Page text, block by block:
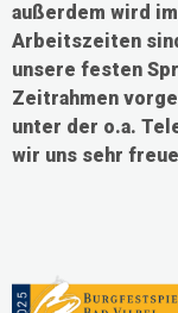
außerdem wird
Arbeitszeiten
unsere festen
Zeitrahmen
unter der o.a.
wir uns sehr